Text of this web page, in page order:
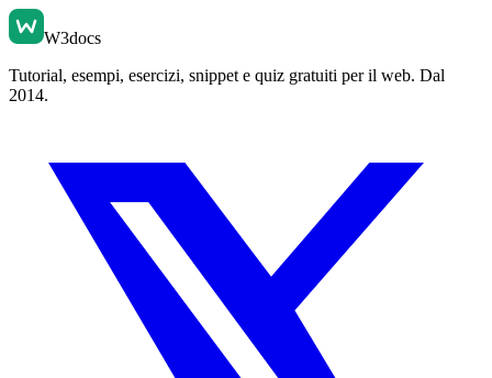
W3docs
Tutorial, esempi, esercizi, snippet e quiz gratuiti per il web. Dal
2014.